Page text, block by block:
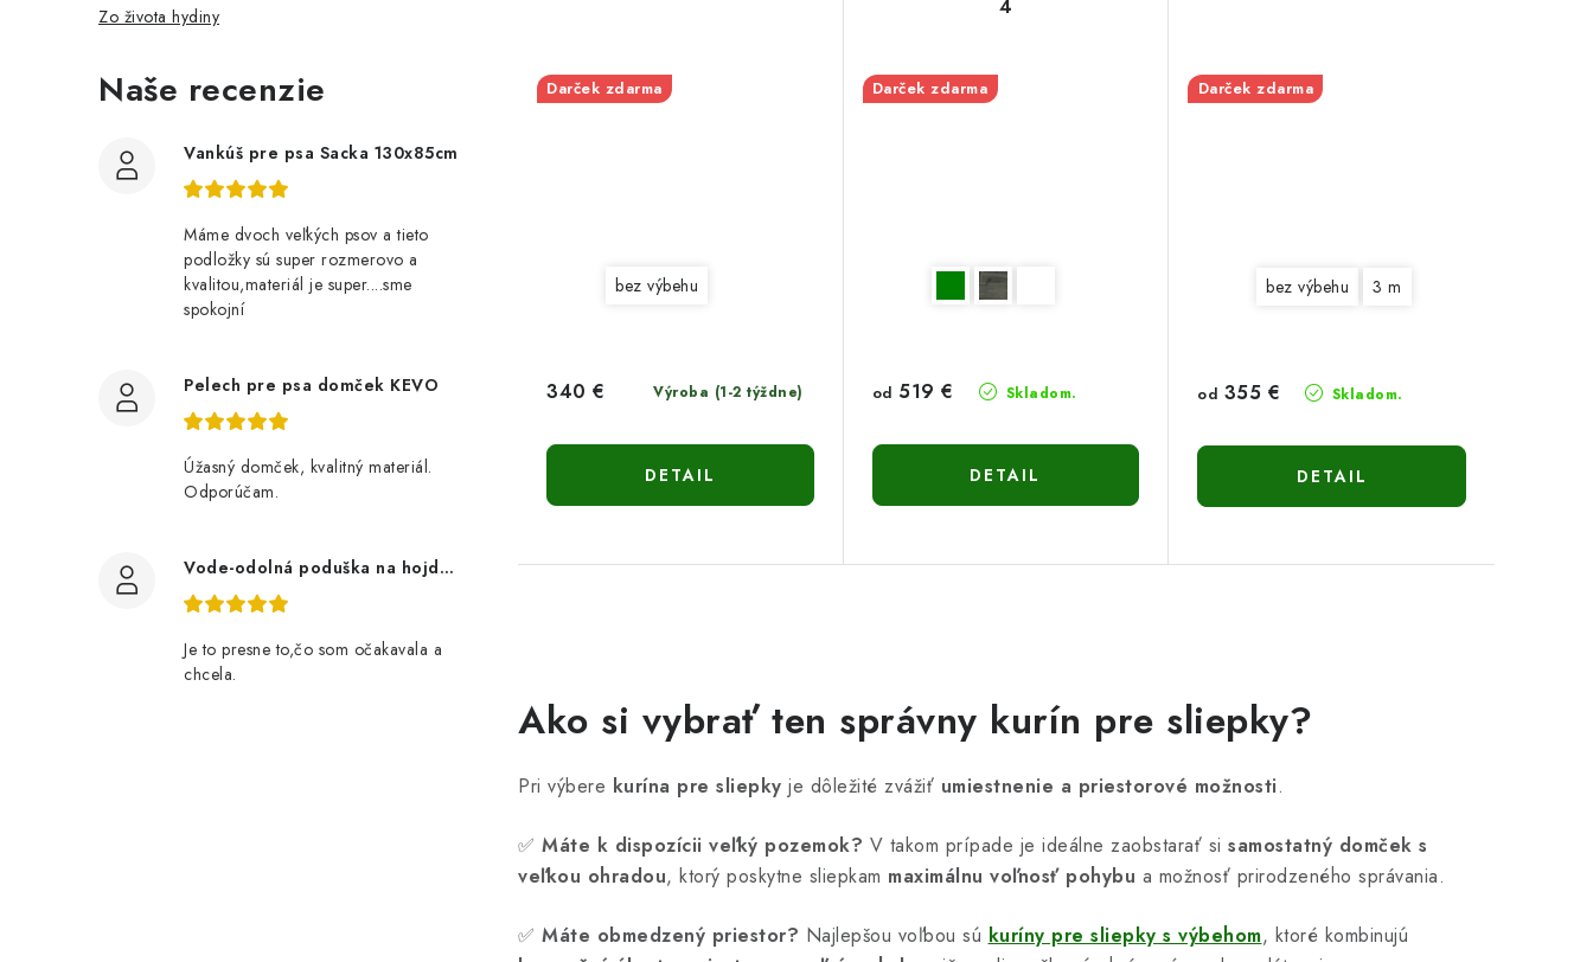
Zo života hydiny
Naše recenzie
Vankúš pre psa Sacka 130x85cm
Máme dvoch veľkých psov a tieto
podložky sú super rozmerovo a
kvalitou,materiál je super....sme
spokojní
Pelech pre psa domček KEVO
Úžasný domček, kvalitný materiál.
Odporúčam.
Vode-odolná poduška na hojdačku 180 cm- bordová
Je to presne to,čo som očakavala a
chcela.
Darček zdarma
bez výbehu
Výroba (1-2 týždne)
340 €
DETAIL
4
Darček zdarma
Skladom.
od 519 €
DETAIL
Darček zdarma
bez výbehu 3 m
Skladom.
od 355 €
DETAIL
v
l
á
a
c
i
Ako si vybrať ten správny kurín pre sliepky?
Pri výbere kurína pre sliepky je dôležité zvážiť umiestnenie a priestorové možnosti.
✅ Máte k dispozícii veľký pozemok? V takom prípade je ideálne zaobstarať si samostatný domček s
veľkou ohradou, ktorý poskytne sliepkam maximálnu voľnosť pohybu a možnosť prirodzeného správania.
✅ Máte obmedzený priestor? Najlepšou voľbou sú kuríny pre sliepky s výbehom, ktoré kombinujú